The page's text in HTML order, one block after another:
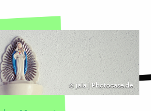
© jala | Photocase.de